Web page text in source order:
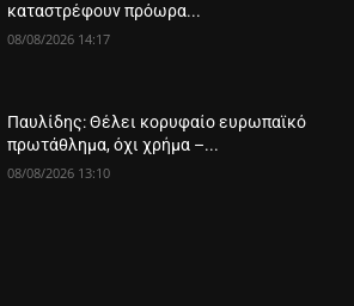
καταστρέφουν πρόωρα...
08/08/2026 14:17
Παυλίδης: Θέλει κορυφαίο ευρωπαϊκό
πρωτάθλημα, όχι χρήμα –...
08/08/2026 13:10